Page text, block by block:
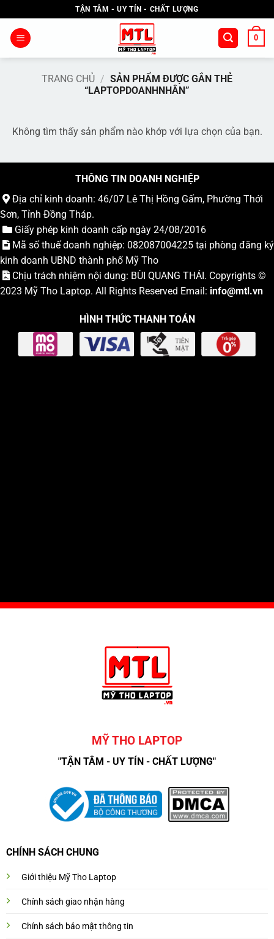
qua
nội
TẬN TÂM - UY TÍN - CHẤT LƯỢNG
0
TRANG CHỦ / SẢN PHẨM ĐƯỢC GẮN THẺ
“LAPTOPDOANHNHÂN”
Không tìm thấy sản phẩm nào khớp với lựa chọn của bạn.
THÔNG TIN DOANH NGHIỆP
Địa chỉ kinh doanh: 46/07 Lê Thị Hồng Gấm, Phường Thới
Sơn, Tỉnh Đồng Tháp.
Giấy phép kinh doanh cấp ngày 24/08/2016
Mã số thuế doanh nghiệp: 082087004225 tại phòng đăng ký
kinh doanh UBND thành phố Mỹ Tho
Chịu trách nhiệm nội dung: BÙI QUANG THÁI. Copyrights ©
2023 Mỹ Tho Laptop. All Rights Reserved Email: info@mtl.vn
HÌNH THỨC THANH TOÁN
MỸ THO LAPTOP
"TẬN TÂM - UY TÍN - CHẤT LƯỢNG"
CHÍNH SÁCH CHUNG
Giới thiệu Mỹ Tho Laptop
Chính sách giao nhận hàng
Chính sách bảo mật thông tin